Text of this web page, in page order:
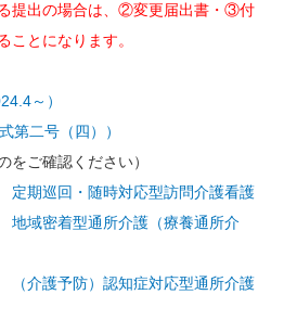
提出の場合は、②変更届出書・③付
ことになります。
～）
第二号（四））
ご確認ください）
期巡回・随時対応型訪問介護看護
域密着型通所介護（療養通所介
介護予防）認知症対応型通所介護